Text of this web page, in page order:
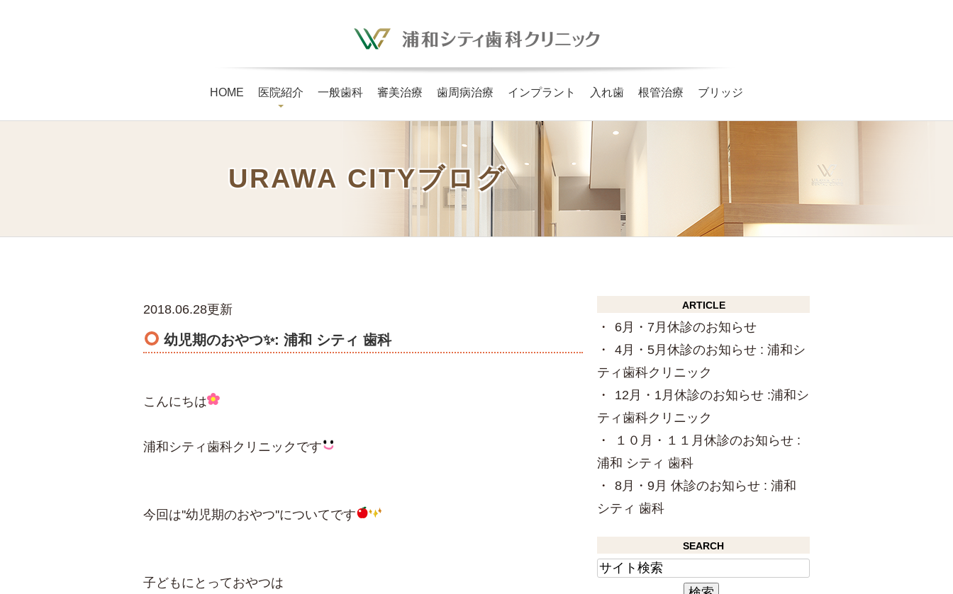
HOME 医院紹介 一般歯科 審美治療 歯周病治療 インプラント 入れ歯 根管治療 ブリッジ
URAWA CITYブログ
2018.06.28更新
幼児期のおやつ✨: 浦和 シティ 歯科
こんにちは
浦和シティ歯科クリニックです
今回は''幼児期のおやつ''についてです
子どもにとっておやつは
ARTICLE
6月・7月休診のお知らせ
4月・5月休診のお知らせ : 浦和シ
ティ歯科クリニック
12月・1月休診のお知らせ :浦和シ
ティ歯科クリニック
１０月・１１月休診のお知らせ :
浦和 シティ 歯科
8月・9月 休診のお知らせ : 浦和
シティ 歯科
SEARCH